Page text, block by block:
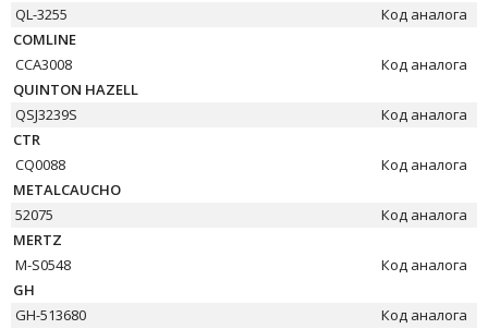
QL-3255
Код аналога
COMLINE
CCA3008
Код аналога
QUINTON HAZELL
QSJ3239S
Код аналога
CTR
CQ0088
Код аналога
METALCAUCHO
52075
Код аналога
MERTZ
M-S0548
Код аналога
GH
GH-513680
Код аналога